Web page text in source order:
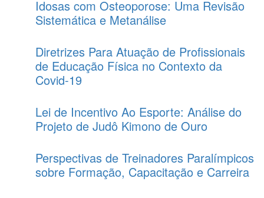
Idosas com Osteoporose: Uma Revisão
Sistemática e Metanálise
Diretrizes Para Atuação de Profissionais
de Educação Física no Contexto da
Covid-19
Lei de Incentivo Ao Esporte: Análise do
Projeto de Judô Kimono de Ouro
Perspectivas de Treinadores Paralímpicos
sobre Formação, Capacitação e Carreira